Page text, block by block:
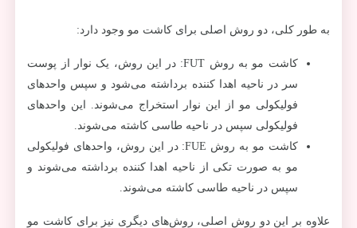
به طور کلی، دو روش اصلی برای کاشت مو وجود دارد:
کاشت مو به روش FUT: در این روش، یک نوار از پوست
سر در ناحیه اهدا کننده برداشته می‌شود و سپس واحدهای
فولیکولی مو از این نوار استخراج می‌شوند. این واحدهای
فولیکولی سپس در ناحیه طاسی کاشته می‌شوند.
کاشت مو به روش FUE: در این روش، واحدهای فولیکولی
مو به صورت تکی از ناحیه اهدا کننده برداشته می‌شوند و
سپس در ناحیه طاسی کاشته می‌شوند.
علاوه بر این دو روش اصلی، روش‌های دیگری نیز برای کاشت مو